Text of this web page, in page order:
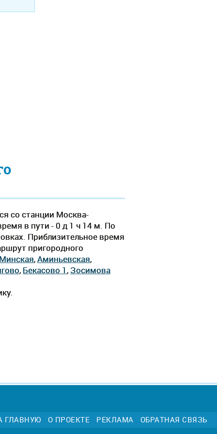
со станции Москва-
в пути - 0 д 1 ч 14 м. По
Приблизительное время
пригородного
Минская,Аминьевская,
, Бекасово 1, Зосимова
ГЛАВНУЮ О ПРОЕКТЕ РЕКЛАМА ОБРАТНАЯ СВЯЗЬ